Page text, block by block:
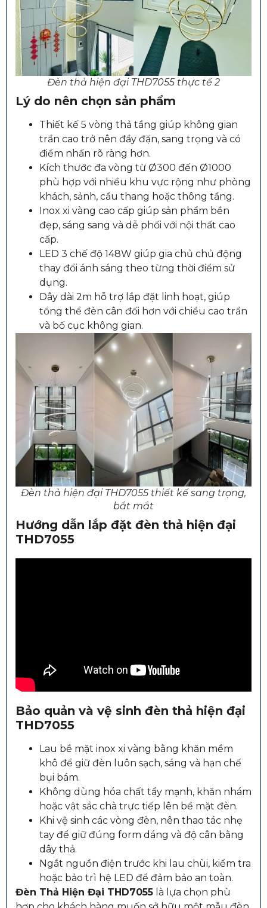
Đèn thả hiện đại THD7055 thực tế 2
Lý do nên chọn sản phẩm
Thiết kế 5 vòng thả tầng giúp không gian
trần cao trở nên đầy đặn, sang trọng và có
điểm nhấn rõ ràng hơn.
Kích thước đa vòng từ Ø300 đến Ø1000
phù hợp với nhiều khu vực rộng như phòng
khách, sảnh, cầu thang hoặc thông tầng.
Inox xi vàng cao cấp giúp sản phẩm bền
đẹp, sáng sang và dễ phối với nội thất cao
cấp.
LED 3 chế độ 148W giúp gia chủ chủ động
thay đổi ánh sáng theo từng thời điểm sử
dụng.
Dây dài 2m hỗ trợ lắp đặt linh hoạt, giúp
tổng thể đèn cân đối hơn với chiều cao trần
và bố cục không gian.
Đèn thả hiện đại THD7055 thiết kế sang trọng,
bắt mắt
Hướng dẫn lắp đặt đèn thả hiện đại
THD7055
Bảo quản và vệ sinh đèn thả hiện đại
THD7055
Lau bề mặt inox xi vàng bằng khăn mềm
khô để giữ đèn luôn sạch, sáng và hạn chế
bụi bám.
Không dùng hóa chất tẩy mạnh, khăn nhám
hoặc vật sắc chà trực tiếp lên bề mặt đèn.
Khi vệ sinh các vòng đèn, nên thao tác nhẹ
tay để giữ đúng form dáng và độ cân bằng
dây thả.
Ngắt nguồn điện trước khi lau chùi, kiểm tra
hoặc bảo trì hệ LED để đảm bảo an toàn.
Đèn Thả Hiện Đại THD7055 là lựa chọn phù